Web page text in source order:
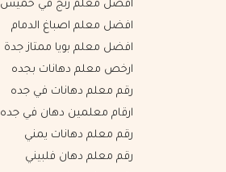
افضل معلم رنج في خميس
افضل معلم اصباغ الدمام
افضل معلم بويا ممتاز جدة
ارخص معلم دهانات بجده
رقم معلم دهانات في جده
ارقام معلمين دهان في جده
رقم معلم دهانات يمني
رقم معلم دهان فلبيني